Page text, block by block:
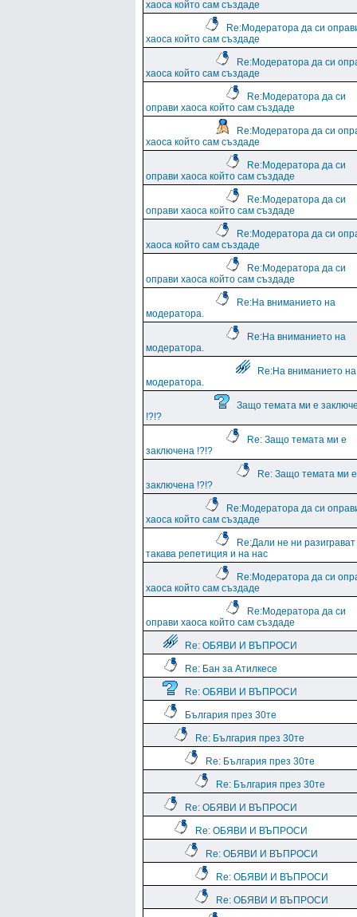
хаоса който сам създаде
Re:Модератора да си
хаоса който сам създаде
Re:Модератора да си
хаоса който сам създаде
Re:Модератора да си
оправи хаоса който сам създаде
Re:Модератора да си
хаоса който сам създаде
Re:Модератора да си
оправи хаоса който сам създаде
Re:Модератора да си
оправи хаоса който сам създаде
Re:Модератора да си
хаоса който сам създаде
Re:Модератора да си
оправи хаоса който сам създаде
Re:На вниманието на
модератора.
Re:На вниманието на
модератора.
Re:На вниманието на
модератора.
Защо темата ми е
!?!?
Re: Защо темата ми е
заключена !?!?
Re: Защо темата ми е
заключена !?!?
Re:Модератора да си
хаоса който сам създаде
Re:Дали не ни разиграват
такава репетиция и на нас
Re:Модератора да си
хаоса който сам създаде
Re:Модератора да си
оправи хаоса който сам създаде
Re: ОБЯВИ И ВЪПРОСИ
Re: Бан за Атилкесе
Re: ОБЯВИ И ВЪПРОСИ
България през 30те
Re: България през 30те
Re: България през 30те
Re: България през 30те
Re: ОБЯВИ И ВЪПРОСИ
Re: ОБЯВИ И ВЪПРОСИ
Re: ОБЯВИ И ВЪПРОСИ
Re: ОБЯВИ И ВЪПРОСИ
Re: ОБЯВИ И ВЪПРОСИ